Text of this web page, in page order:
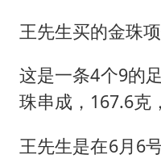
王先生买的金珠
这是一条4个9的
珠串成，167.6克
王先生是在6月6